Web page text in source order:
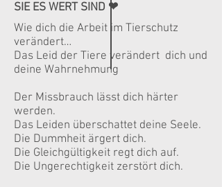
SIE ES WERT SIND ❤
Wie dich die Arbeit im Tierschutz
verändert…
Das Leid der Tiere verändert dich und
deine Wahrnehmung
Der Missbrauch lässt dich härter
werden.
Das Leiden überschattet deine Seele.
Die Dummheit ärgert dich.
Die Gleichgültigkeit regt dich auf.
Die Ungerechtigkeit zerstört dich.